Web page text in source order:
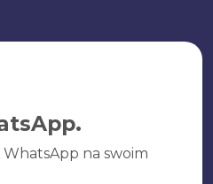
na swoim